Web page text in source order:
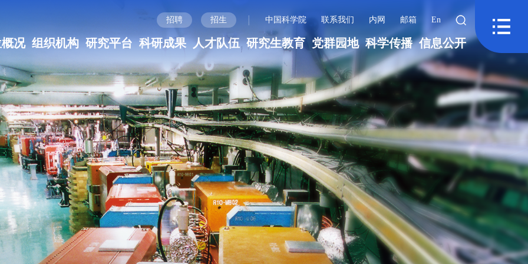
招聘 招生 | 中国科学院 联系我们 内网 邮箱 En
况 组织机构 研究平台 科研成果 人才队伍 研究生教育 党群园地 科学传播 信息公开